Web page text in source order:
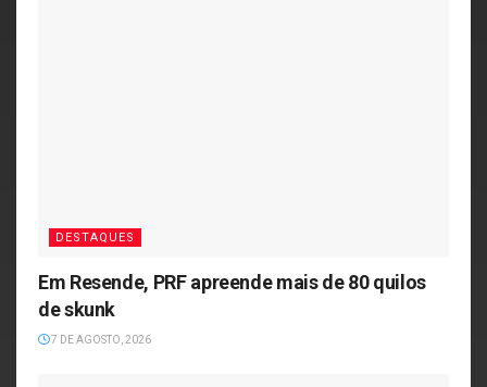
DESTAQUES
Em Resende, PRF apreende mais de 80 quilos
de skunk
7 DE AGOSTO, 2026